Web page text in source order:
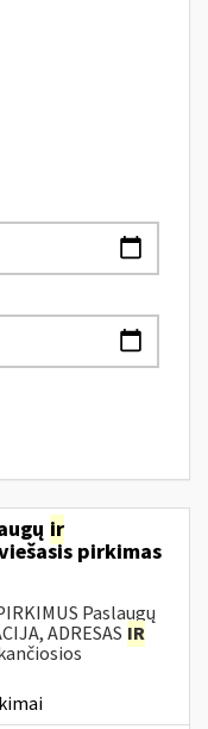
ir
pirkimas
Paslaugų
ADRESAS IR